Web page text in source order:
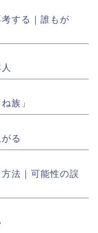
する｜誰もが
族」
る
法｜可能性の誤